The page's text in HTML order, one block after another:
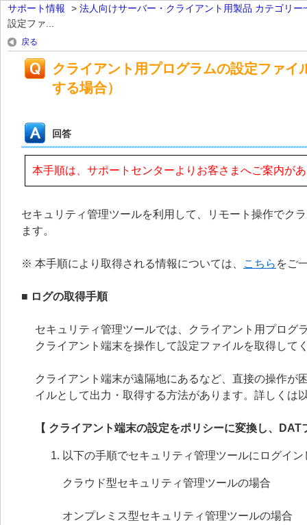
サポート情報 > 法人向けサーバー・クライアント用製品 カテゴリー
設定ファ...
戻る
クライアント用プログラムの設定ファ
する場合）
回答
本手順は、サポートセンターよりお客さまへご案内が
セキュリティ管理ツールを利用して、リモート操作でク
ます。
※ 本手順により取得される情報については、 こちら をご
■ ログの取得手順
セキュリティ管理ツールでは、クライアント用プログ
クライアント端末を操作して設定ファイルを取得して
クライアント端末が遠隔地にあるなど、直接の操作
イルとして出力・取得する方法があります。詳しくは
【 クライアント端末の設定をポリシーに変換し、
以下の手順でセキュリティ管理ツールにログイン
クラウド型セキュリティ管理ツールの場合
オンプレミス型セキュリティ管理ツールの場合